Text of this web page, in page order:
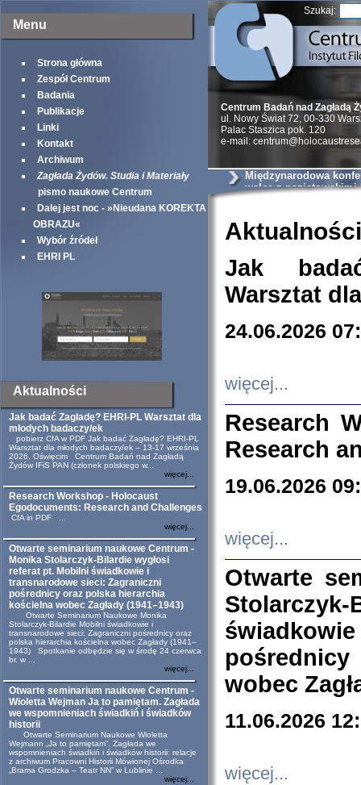
Menu
Strona główna
Zespół Centrum
Badania
Publikacje
Linki
Kontakt
Archiwum
Zagłada Żydów. Studia i Materiały
pismo naukowe Centrum
Dalej jest noc - »Nieudana KOREKTA
OBRAZU«
Wybór źródeł
EHRI PL
Aktualności
Jak badać Zagładę? EHRI-PL Warsztat dla
młodych badaczy/ek
pobierz CfA w PDF Jak badać Zagładę? EHRI-PL
Warsztat dla młodych badaczy/ek – 13-17 września
2026, Oświęcim Centrum Badań nad Zagładą
Żydów IFiS PAN (członek polskiego w...
więcej...
Research Workshop - Holocaust
Egodocuments: Research and Challenges
CfA in PDF ...
więcej...
Otwarte seminarium naukowe Centrum -
Monika Stolarczyk-Bilardie wygłosi
referat pt. Mobilni świadkowie i
transnarodowe sieci: Zagraniczni
pośrednicy oraz polska hierarchia
kościelna wobec Zagłady (1941–1943)
Otwarte Seminarium Naukowe Monika
Stolarczyk-Bilardie Mobilni świadkowie i
transnarodowe sieci: Zagraniczni pośrednicy oraz
polska hierarchia kościelna wobec Zagłady (1941–
1943) Spotkanie odbędzie się w środę 24 czerwca
br. w ...
więcej...
Otwarte seminarium naukowe Centrum -
Wioletta Wejman Ja to pamiętam. Zagłada
we wspomnieniach świadkiń i świadków
historii
Otwarte Seminarium Naukowe Wioletta
Wejmann „Ja to pamiętam”. Zagłada we
wspomnieniach świadkiń i świadków historii: relacje
z archiwum Pracowni Historii Mówionej Ośrodka
„Brama Grodzka – Teatr NN” w Lublinie ...
więcej...
Szukaj:
Centrum Badań nad Zagładą
ul. Nowy Świat 72, 00-330
Palac Staszica pok. 120
e-mail:
Międzynarodowa
walce z nazistowskimi
Aktualności
Jak
Warsztat
24.06.2026
więcej...
Research
Research
19.06.2026
więcej...
Otwarte
wobec
11.06.2026
więcej...